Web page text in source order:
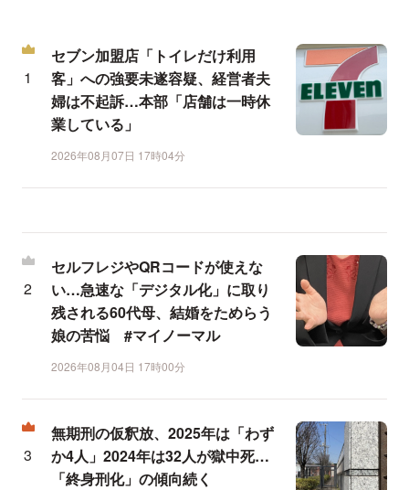
セブン加盟店「トイレだけ利用
客」への強要未遂容疑、経営者夫
婦は不起訴…本部「店舗は一時休
業している」
2026年08月07日 17時04分
セルフレジやQRコードが使えな
い…急速な「デジタル化」に取り
残される60代母、結婚をためらう
娘の苦悩 #マイノーマル
2026年08月04日 17時00分
無期刑の仮釈放、2025年は「わず
か4人」2024年は32人が獄中死…
「終身刑化」の傾向続く